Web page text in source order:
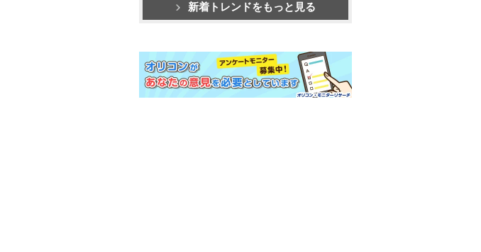
新着トレンドをもっと見る